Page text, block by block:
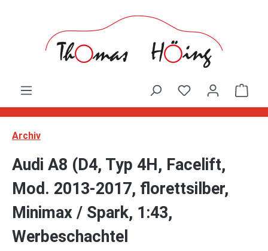
Archiv
Audi A8 (D4, Typ 4H, Facelift,
Mod. 2013-2017, florettsilber,
Minimax / Spark, 1:43,
Werbeschachtel